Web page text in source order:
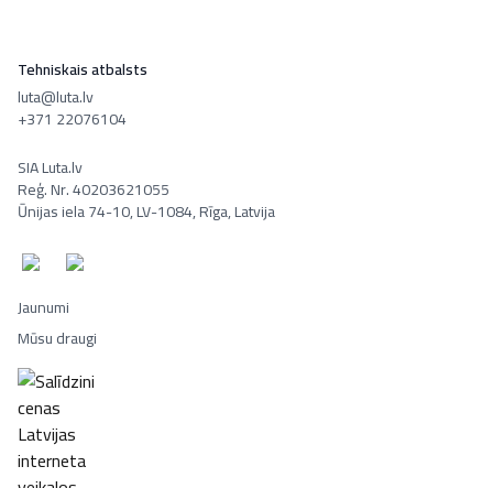
Tehniskais atbalsts
luta@luta.lv
+371 22076104
SIA Luta.lv
Reģ. Nr. 40203621055
Ūnijas iela 74-10, LV-1084, Rīga, Latvija
Jaunumi
Mūsu draugi